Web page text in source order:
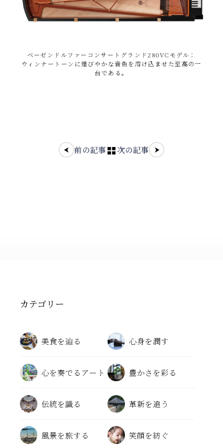
ベーゼンドルファーコンサートグランド280VCモデル：
ウィンナートーンに煌びやかな音色を溶け込ませた至高の一
台である。
前の記事 次の記事
カテゴリー
美食を辿る 心身を潤す
心を奏でるアート 豊かさを彩る
伝統を識る 革新を追う
風景を旅する 笑顔を紡ぐ